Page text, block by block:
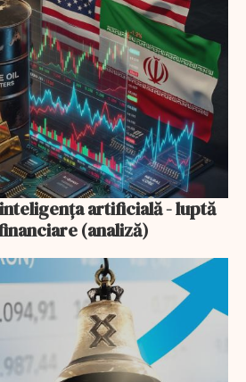
artificială - luptă
(analiză)